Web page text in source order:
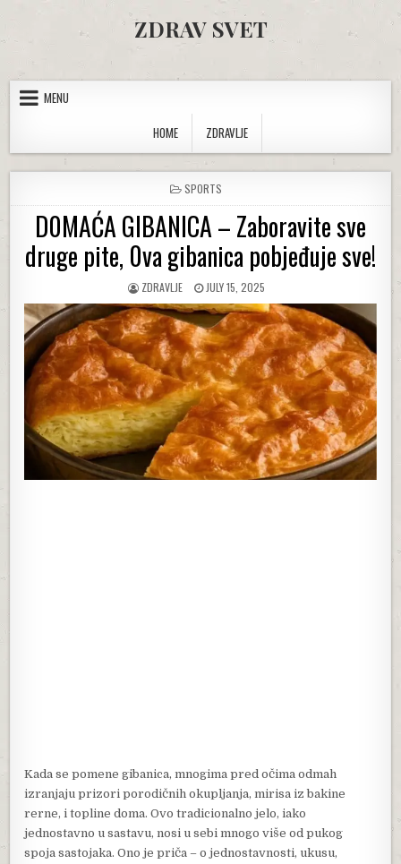
ZDRAV SVET
MENU
HOME
ZDRAVLJE
POSTED IN
SPORTS
D0MAĆA GIBANICA – Zaboravite sve
druge pite, 0va gibanica pobjeđuje sve!
AUTHOR:
ZDRAVLJE PUBLISHED DATE:
JULY 15, 2025
Kada se pomene gibanica, mnogima pred očima odmah
izranjaju prizori porodičnih okupljanja, mirisa iz bakine
rerne, i topline doma. Ovo tradicionalno jelo, iako
jednostavno u sastavu, nosi u sebi mnogo više od pukog
spoja sastojaka. Ono je priča – o jednostavnosti, ukusu,